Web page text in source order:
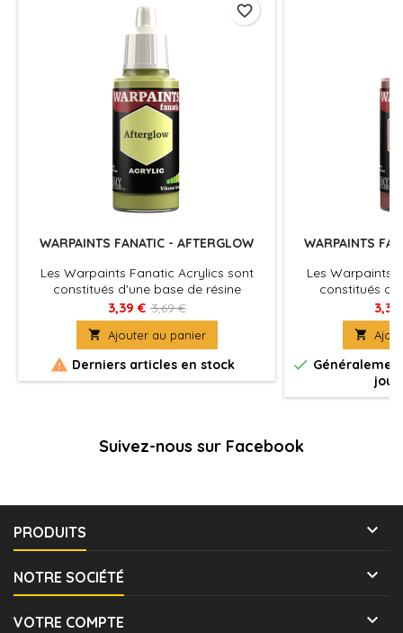
WARPAINTS FANATIC - AFTERGLOW
Les Warpaints Fanatic Acrylics sont
constitués d'une base de résine
acrylique très couvrante qui délivre des
pigments de haute densité et de qualité
supérieure sur la surface de votre
figurine.
3,39 € 3,69 €
 Ajouter au panier
 Derniers articles en stock
favorite_border
WARPAINTS
Les Warpaints
constitués
acrylique très
pigments de
supérieure


Suivez-nous sur Facebook
PRODUITS 
NOTRE SOCIÉTÉ 
VOTRE COMPTE 